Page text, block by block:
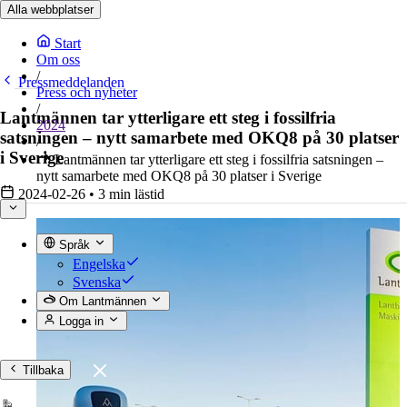
Alla webbplatser
Start
Om oss
/
Press och nyheter
/
2024
/
Lantmännen tar ytterligare ett steg i fossilfria satsningen –
nytt samarbete med OKQ8 på 30 platser i Sverige
Språk
Engelska
Svenska
Om Lantmännen
Logga in
Tillbaka
Pressmeddelanden
Lantmännen tar ytterligare ett steg i fossilfria
satsningen – nytt samarbete med OKQ8 på 30 platser
i Sverige
2024-02-26 • 3 min lästid